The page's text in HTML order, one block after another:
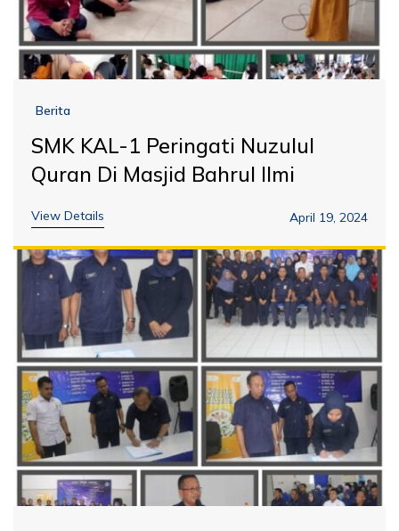
Berita
SMK KAL-1 Peringati Nuzulul
Quran Di Masjid Bahrul Ilmi
View Details April 19, 2024